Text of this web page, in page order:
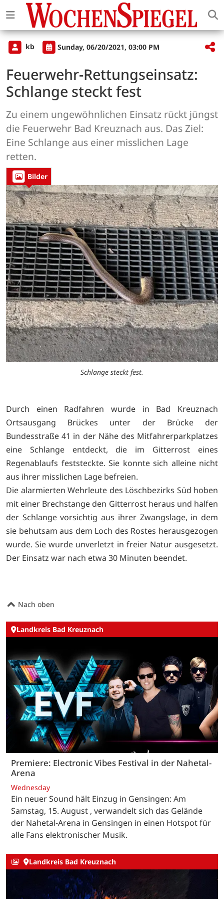
kb Sunday, 06/20/2021, 03:00 PM
Feuerwehr-Rettungseinsatz:
Schlange steckt fest
Zu einem ungewöhnlichen Einsatz rückt jüngst
die Feuerwehr Bad Kreuznach aus. Das Ziel:
Eine Schlange aus einer misslichen Lage
retten.
Bilder
Schlange steckt fest.
Durch einen Radfahren wurde in Bad Kreuznach
Ortsausgang Brückes unter der Brücke der
Bundesstraße 41 in der Nähe des Mitfahrerparkplatzes
eine Schlange entdeckt, die im Gitterrost eines
Regenablaufs feststeckte. Sie konnte sich alleine nicht
aus ihrer misslichen Lage befreien.
Die alarmierten Wehrleute des Löschbezirks Süd hoben
mit einer Brechstange den Gitterrost heraus und halfen
der Schlange vorsichtig aus ihrer Zwangslage, in dem
sie behutsam aus dem Loch des Rostes herausgezogen
wurde. Sie wurde unverletzt in freier Natur ausgesetzt.
Der Einsatz war nach etwa 30 Minuten beendet.
Nach oben
Landkreis Bad Kreuznach
Premiere: Electronic Vibes Festival in der Nahetal-
Arena
Wednesday
Ein neuer Sound hält Einzug in Gensingen: Am
Samstag, 15. August , verwandelt sich das Gelände
der Nahetal-Arena in Gensingen in einen Hotspot für
alle Fans elektronischer Musik.
Landkreis Bad Kreuznach